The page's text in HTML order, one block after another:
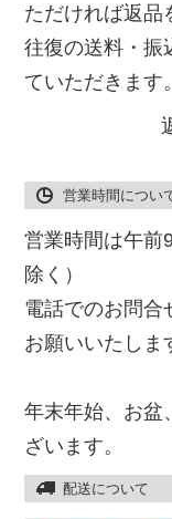
ただければ返品
往復の送料・振
ていただきます。
営業時間につい
営業時間は午前
除く）
電話でのお問合
お願いいたしま
年末年始、お盆
ざいます。
配送について